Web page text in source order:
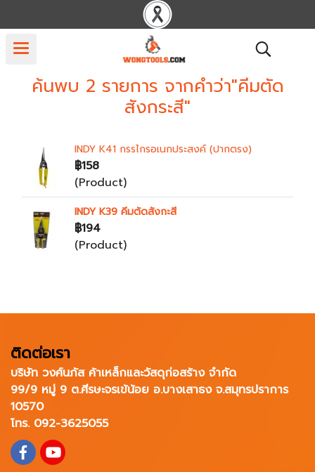
ค้นพบ 2 รายการ จากคำว่า"คีมตัด
สังกระสี"
INDY K41 กรรไกรอเนกประสงค์ (ปากตรง)
฿158
(Product)
INDY K39 คีมตัดสังกะสี
฿194
(Product)
ติดต่อเรา
บริษัท วงศ์นภัส ค้าเหล็กและวัสดุก่อสร้าง จำกัด
99/9 หมู่ 9 ต.ศีรษะจรเข้น้อย อ.บางเสาธง จ.สมุทรปราการ
10570
โทร. 092-3625055